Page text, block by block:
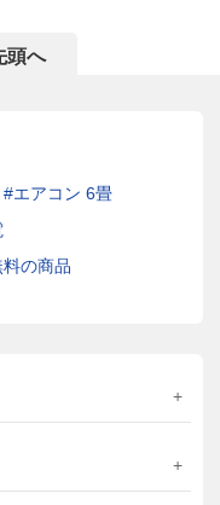
頭へ
エアコン 6畳
の商品